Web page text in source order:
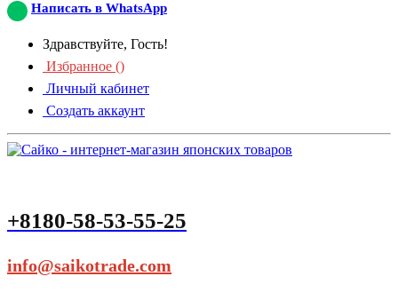
Написать в WhatsApp
Здравствуйте, Гость!
Избранное ()
Личный кабинет
Создать аккаунт
+8180-58-53-55-25
info@saikotrade.com